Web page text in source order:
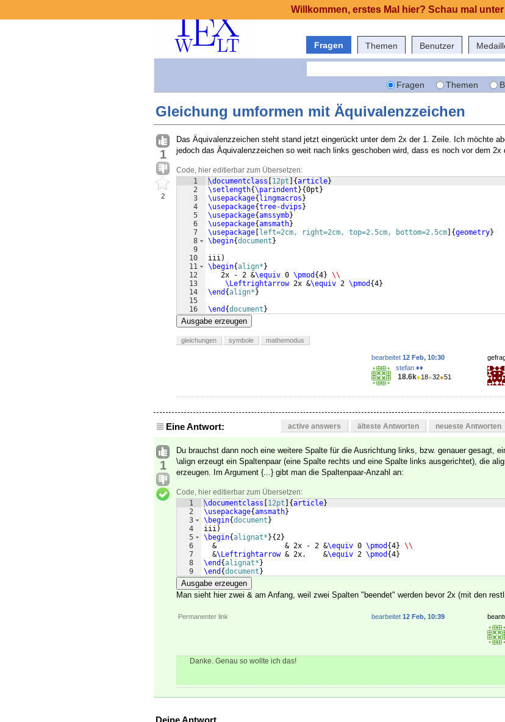
Fragen Themen Benutzer
Fragen Themen
Gleichung umformen mit Äquivalenzzeichen
1
2
Das Äquivalenzzeichen steht stand jetzt eingerückt unter dem 2x der 1. Zeile. Ich möchte
jedoch das Äquivalenzzeichen so weit nach links geschoben wird, dass es noch vor dem 2x
Code, hier editierbar zum Übersetzen:
1
2
3
4
5
6
7
8
9
10
11
12
13
14
15
16
\documentclass 12pt {article}
\setlength{\parindent }{0pt }
\usepackage{ lingmacros }
\usepackage{tree-dvips }
\usepackage{amssymb}
\usepackage{amsmath}
\usepackage
left=2cm, right=2cm, top=2.5cm, bottom=2.5cm {geometry}
\begin{document }
iii)
\begin{align* }
   2x - 2 &
\equiv 0 \pmod {4} \\
\Leftrightarrow 2x &\equiv 2 \pmod {4}
\end {align* }
\end {document }
Ausgabe erzeugen
gleichungen symbole mathemodus
bearbeitet 12 Feb, 10:30
stefan ♦♦
18.6k●18●32●51
Eine Antwort: active answers älteste Antworten neueste Antworten
1
Du brauchst dann noch eine weitere Spalte für die Ausrichtung links, bzw. genauer gesagt,
\align erzeugt ein Spaltenpaar (eine Spalte rechts und eine Spalte links ausgerichtet), die
erzeugen. Im Argument {...} gibt man die Spaltenpaar-Anzahl an:
Code, hier editierbar zum Übersetzen:
1
2
3
4
5
6
7
8
9
\documentclass 12pt {article}
\usepackage{amsmath}
\begin{document }
iii)
\begin{alignat* }{2}
  &                & 2x - 2 &
\equiv 0 \pmod {4} \\
  &
\Leftrightarrow & 2x.    &\equiv 2 \pmod {4}
\end {alignat* }
\end {document }
Ausgabe erzeugen
Man sieht hier zwei & am Anfang, weil zwei Spalten "beendet" werden bevor 2x (mit den
Permanenter link bearbeitet 12 Feb, 10:39
Danke. Genau so wollte ich das!
Willkommen, erstes Mal hier? Schau mal unter